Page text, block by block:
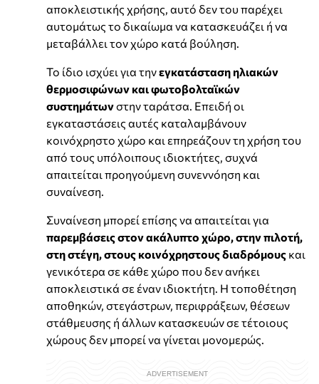
αποκλειστικής χρήσης, αυτό δεν του παρέχει
αυτομάτως το δικαίωμα να κατασκευάζει ή να
μεταβάλλει τον χώρο κατά βούληση.
Το ίδιο ισχύει για τηνεγκατάσταση ηλιακών
θερμοσιφώνων και φωτοβολταϊκών
συστημάτωνστην ταράτσα. Επειδή οι
εγκαταστάσεις αυτές καταλαμβάνουν
κοινόχρηστο χώρο και επηρεάζουν τη χρήση του
από τους υπόλοιπους ιδιοκτήτες, συχνά
απαιτείται προηγούμενη συνεννόηση και
συναίνεση.
Συναίνεση μπορεί επίσης να απαιτείται για
παρεμβάσεις στον ακάλυπτο χώρο, στην πιλοτή,
στη στέγη, στους κοινόχρηστους διαδρόμους και
γενικότερα σε κάθε χώρο που δεν ανήκει
αποκλειστικά σε έναν ιδιοκτήτη. Η τοποθέτηση
αποθηκών, στεγάστρων, περιφράξεων, θέσεων
στάθμευσης ή άλλων κατασκευών σε τέτοιους
χώρους δεν μπορεί να γίνεται μονομερώς.